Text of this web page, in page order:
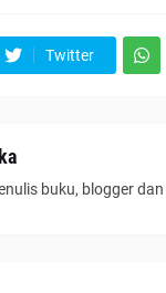
Twitter
buku, blogger